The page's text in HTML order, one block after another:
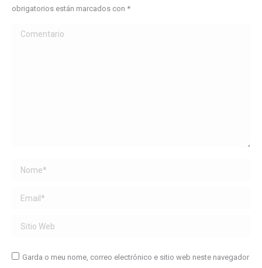
obrigatorios están marcados con *
Comentario
Name *
Email *
Sitio Web
Garda o meu nome, correo electrónico e sitio web neste navegador